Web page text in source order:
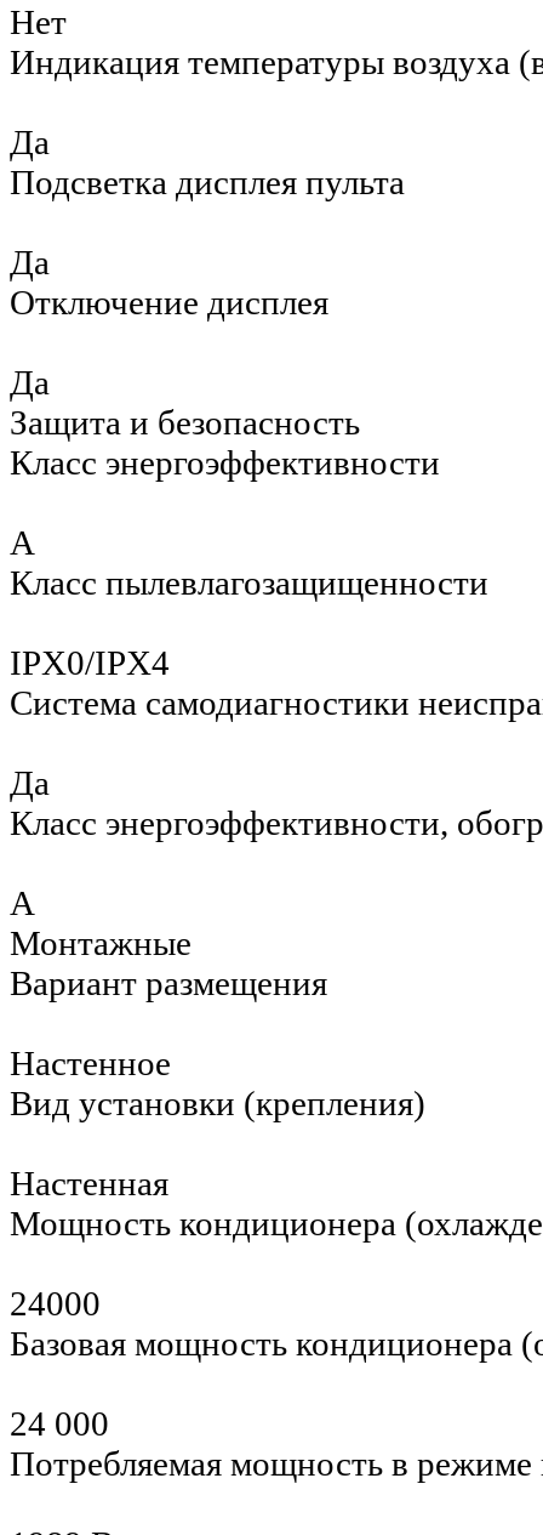
Нет
Индикация температуры воздуха
Да
Подсветка дисплея пульта
Да
Отключение дисплея
Да
Защита и безопасность
Класс энергоэффективности
A
Класс пылевлагозащищенности
IPX0/IPX4
Система самодиагностики
Да
Класс энергоэффективности,
A
Монтажные
Вариант размещения
Настенное
Вид установки (крепления)
Настенная
Мощность кондиционера
24000
Базовая мощность кондиционера
24 000
Потребляемая мощность в режиме